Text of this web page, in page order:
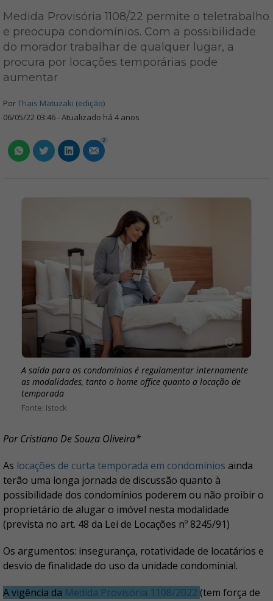
Medida Provisória 1108/22 permite o teletrabalho
e preocupa condomínios. Com a possibilidade
do morador trabalhar de qualquer lugar, a
procura por locações temporárias pode
aumentar
PorThais Matuzaki (edição)
06/05/22 03:46 - Atualizado há 4 anos
2
A saída para os condomínios é regulamentar internamente
as modalidades, tanto o home office quanto a locação de
temporada
Istock
Por Cristiano De Souza Oliveira*
As locações de curta temporada em condomínios ainda
terão uma longa jornada de discussão quanto à
possibilidade dos condomínios poderem ou não proibir o
proprietário de alugar o imóvel nesta modalidade
(prevista no art. 48 da Lei de Locações nº 8245/91)
Os argumentos: insegurança, rotatividade de locatários e
desvio de finalidade do uso da unidade condominial.
A vigência da Medida Provisória 1108/2022 (tem força de